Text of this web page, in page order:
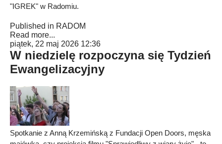
"IGREK" w Radomiu.
Published in RADOM
Read more...
piątek, 22 maj 2026 12:36
W niedzielę rozpoczyna się Tydzień
Ewangelizacyjny
Spotkanie z Anną Krzemińską z Fundacji Open Doors, męska